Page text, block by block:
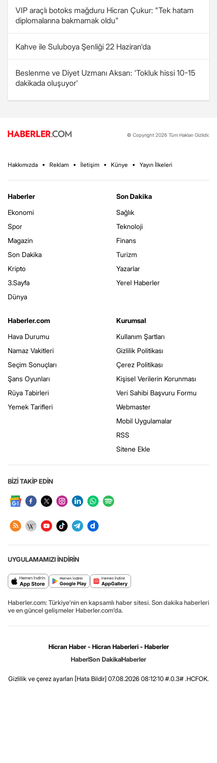
VIP araçlı botoks mağduru Hicran Çukur: "Tek hatam
diplomalarına bakmamak oldu"
Kahve ile Suluboya Şenliği 22 Haziran'da
Beslenme ve Diyet Uzmanı Aksan: 'Tokluk hissi 10-15
dakikada oluşuyor'
© Copyright 2026 Tüm Hakları Gizlidir.
Hakkımızda Reklam İletişim Künye Yayın İlkeleri
Haberler
Ekonomi
Spor
Magazin
Son Dakika
Kripto
3.Sayfa
Dünya
Son Dakika
Sağlık
Teknoloji
Finans
Turizm
Yazarlar
Yerel Haberler
Haberler.com
Hava Durumu
Namaz Vakitleri
Seçim Sonuçları
Şans Oyunları
Rüya Tabirleri
Yemek Tarifleri
Kurumsal
Kullanım Şartları
Gizlilik Politikası
Çerez Politikası
Kişisel Verilerin Korunması
Veri Sahibi Başvuru Formu
Webmaster
Mobil Uygulamalar
RSS
Sitene Ekle
BİZİ TAKİP EDİN
UYGULAMAMIZI İNDİRİN
Haberler.com: Türkiye’nin en kapsamlı haber sitesi. Son dakika haberleri
ve en güncel gelişmeler Haberler.com’da.
Hicran Haber - Hicran Haberleri - Haberler
HaberSon DakikaHaberler
Gizlilik ve çerez ayarları [Hata Bildir] 07.08.2026 08:12:10 #.0.3# .HCFOK.